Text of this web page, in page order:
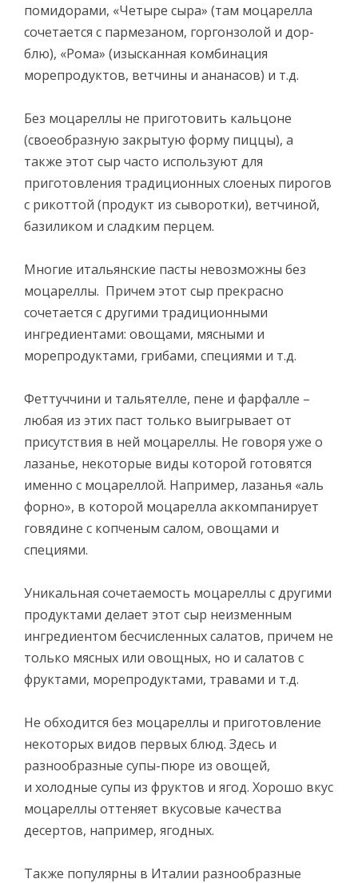
помидорами, «Четыре сыра» (там моцарелла
сочетается с пармезаном, горгонзолой и дор-
блю), «Рома» (изысканная комбинация
морепродуктов, ветчины и ананасов) и т.д.
Без моцареллы не приготовить кальцоне
(своеобразную закрытую форму пиццы), а
также этот сыр часто используют для
приготовления традиционных слоеных пирогов
с рикоттой (продукт из сыворотки), ветчиной,
базиликом и сладким перцем.
Многие итальянские пасты невозможны без
моцареллы. Причем этот сыр прекрасно
сочетается с другими традиционными
ингредиентами: овощами, мясными и
морепродуктами, грибами, специями и т.д.
Феттуччини и тальятелле, пене и фарфалле –
любая из этих паст только выигрывает от
присутствия в ней моцареллы. Не говоря уже о
лазанье, некоторые виды которой готовятся
именно с моцареллой. Например, лазанья «аль
форно», в которой моцарелла аккомпанирует
говядине с копченым салом, овощами и
специями.
Уникальная сочетаемость моцареллы с другими
продуктами делает этот сыр неизменным
ингредиентом бесчисленных салатов, причем не
только мясных или овощных, но и салатов с
фруктами, морепродуктами, травами и т.д.
Не обходится без моцареллы и приготовление
некоторых видов первых блюд. Здесь и
разнообразные супы-пюре из овощей,
и холодные супы из фруктов и ягод. Хорошо вкус
моцареллы оттеняет вкусовые качества
десертов, например, ягодных.
Также популярны в Италии разнообразные